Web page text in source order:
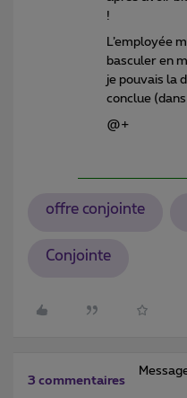
!
L’employée
basculer en
je pouvais la
conclue (dans
@+
offre conjointe
Conjointe
3 commentaires